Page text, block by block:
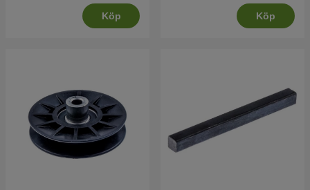
Köp Köp